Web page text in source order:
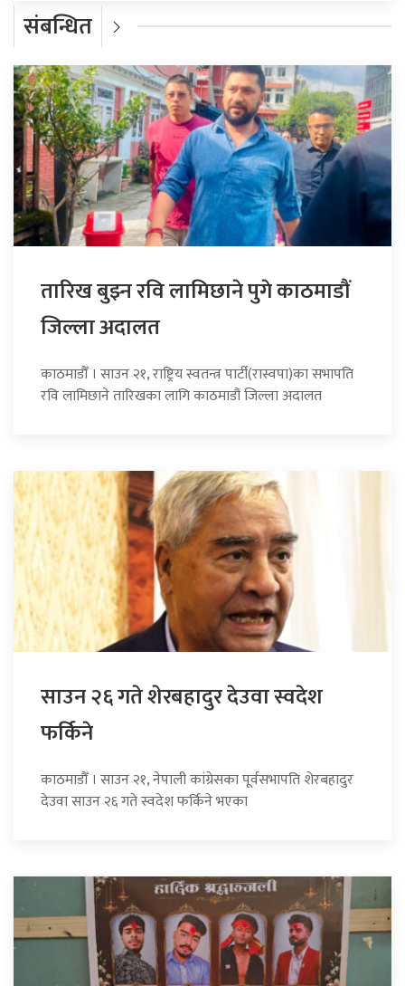
संबन्धित
तारिख बुझ्न रवि लामिछाने पुगे काठमाडौं
जिल्ला अदालत
काठमाडौँ । साउन २१, राष्ट्रिय स्वतन्त्र पार्टी(रास्वपा)का सभापति
रवि लामिछाने तारिखका लागि काठमाडौं जिल्ला अदालत
साउन २६ गते शेरबहादुर देउवा स्वदेश
फर्किने
काठमाडौँ । साउन २१, नेपाली कांग्रेसका पूर्वसभापति शेरबहादुर
देउवा साउन २६ गते स्वदेश फर्किने भएका